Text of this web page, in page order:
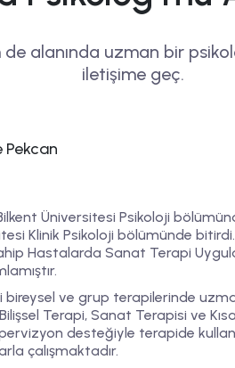
alanında uzman bir
iletişime geç.
Pekcan
Üniversitesi Psikoloji
Klinik Psikoloji bölümünde
Hastalarda Sanat Terapi
bireysel ve grup terapilerinde
Bilişsel Terapi, Sanat Terapisi ve
desteğiyle terapide
çalışmaktadır.